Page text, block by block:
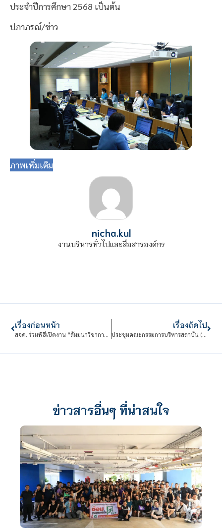
ประจำปีการศึกษา 2568 เป็นต้น
ปภาภรณ์/ข่าว
ภาพเพิ่มเติม
nicha.kul
งานบริหารทั่วไปและสื่อสารองค์กร
เรื่องก่อนหน้า
สจด. ร่วมพิธีเปิดงาน “สัมมนาวิชาการด้านความปลอดภัย อาชีวอนามัย และสภาพแวดล้อมในการทำงานระดับ นานาชาติ OSH Avenue International Conference 2025 (OAIC 2025)
เรื่องถัดไป
ประชุมคณะกรรมการบริหารสถาบัน (กบส.) ครั้งที่ 82
ข่าวสารอื่นๆ ที่น่าสนใจ